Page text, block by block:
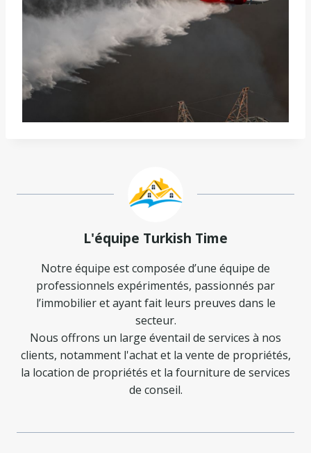
L'équipe Turkish Time
Notre équipe est composée d’une équipe de
professionnels expérimentés, passionnés par
l’immobilier et ayant fait leurs preuves dans le
secteur.
Nous offrons un large éventail de services à nos
clients, notamment l'achat et la vente de propriétés,
la location de propriétés et la fourniture de services
de conseil.